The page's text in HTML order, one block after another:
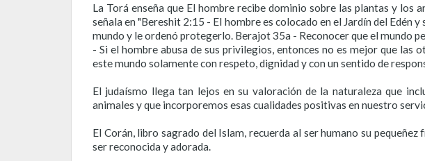
La Torá enseña que El hombre recibe dominio sobre las plantas y los
señala en "Bereshit 2:15 - El hombre es colocado en el Jardín del
mundo y le ordenó protegerlo. Berajot 35a - Reconocer que el mundo
- Si el hombre abusa de sus privilegios, entonces no es mejor que las
este mundo solamente con respeto, dignidad y con un sentido de
El judaísmo llega tan lejos en su valoración de la naturaleza que
animales y que incorporemos esas cualidades positivas en nuestro
El Corán, libro sagrado del Islam, recuerda al ser humano su
ser reconocida y adorada.